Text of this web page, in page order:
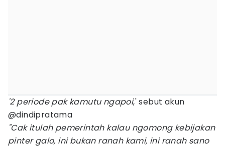
'2 periode pak kamutu ngapoi,' sebut akun
@dindipratama
"Cak itulah pemerintah kalau ngomong kebijakan
pinter galo, ini bukan ranah kami, ini ranah sano